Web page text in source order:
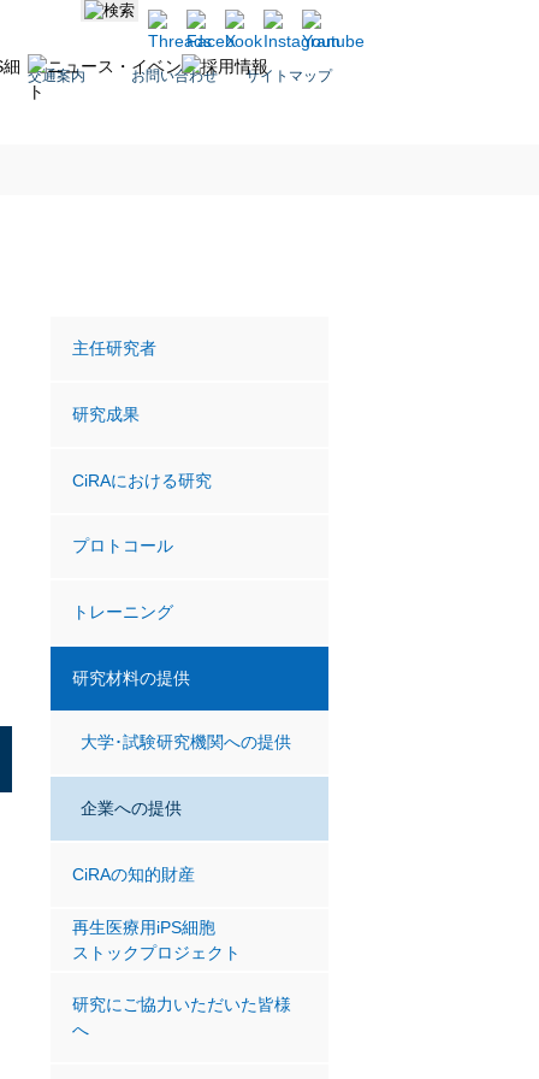
交通案内 お問い合わせ サイトマップ
主任研究者
研究成果
CiRAにおける研究
プロトコール
トレーニング
研究材料の提供
大学･試験研究機関への提供
企業への提供
CiRAの知的財産
再生医療用iPS細胞
ストックプロジェクト
研究にご協力いただいた皆様
へ